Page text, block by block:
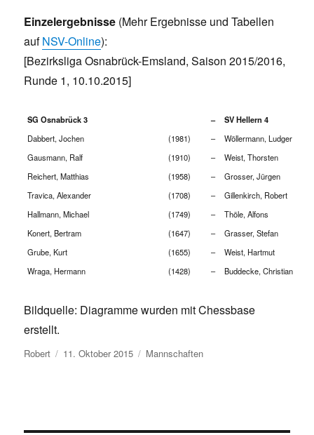
Einzelergebnisse (Mehr Ergebnisse und Tabellen
aufNSV-Online):
[Bezirksliga Osnabrück-Emsland, Saison 2015/2016,
Runde 1, 10.10.2015]
SG Osnabrück 3 – SV Hellern 4
Dabbert, Jochen (1981) –
Wöllermann, Ludger
Gausmann, Ralf
(1910) –
Weist, Thorsten
Reichert, Matthias
(1958) –
Grosser, Jürgen
Travica, Alexander
(1708) –
Gillenkirch, Robert
Hallmann, Michael
(1749) –
Thöle, Alfons
Konert, Bertram
(1647) –
Grasser, Stefan
Grube, Kurt
(1655) –
Weist, Hartmut
Wraga, Hermann
(1428) – Buddecke, Christian
Bildquelle: Diagramme wurden mit Chessbase
erstellt.
Autor
Robert Veröffentlicht
am
11. Oktober 2015 Kategorien
Mannschaften